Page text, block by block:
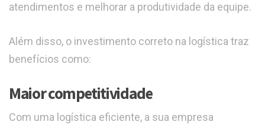
atendimentos e melhorar a produtividade da equipe.
Além disso, o investimento correto na logística traz
benefícios como:
Maior competitividade
Com uma logística eficiente, a sua empresa